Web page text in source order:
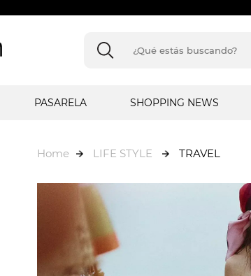
PASARELA SHOPPING NEWS
Home LIFE STYLE TRAVEL